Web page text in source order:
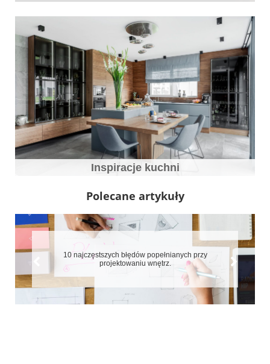
Inspiracje kuchni
Polecane artykuły
7 błędów które zepsują aranżację małych mieszkań